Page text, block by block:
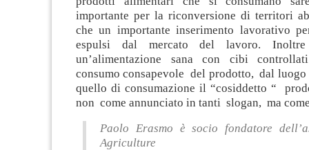
importante per la riconversione di territori
che un importante inserimento lavorativo
espulsi dal mercato del lavoro. Inoltre
un’alimentazione sana con cibi
consumo consapevole del prodotto, dal
quello di consumazione il “cosiddetto “
non come annunciato in tanti slogan, ma
Paolo Erasmo è socio fondatore
Agriculture